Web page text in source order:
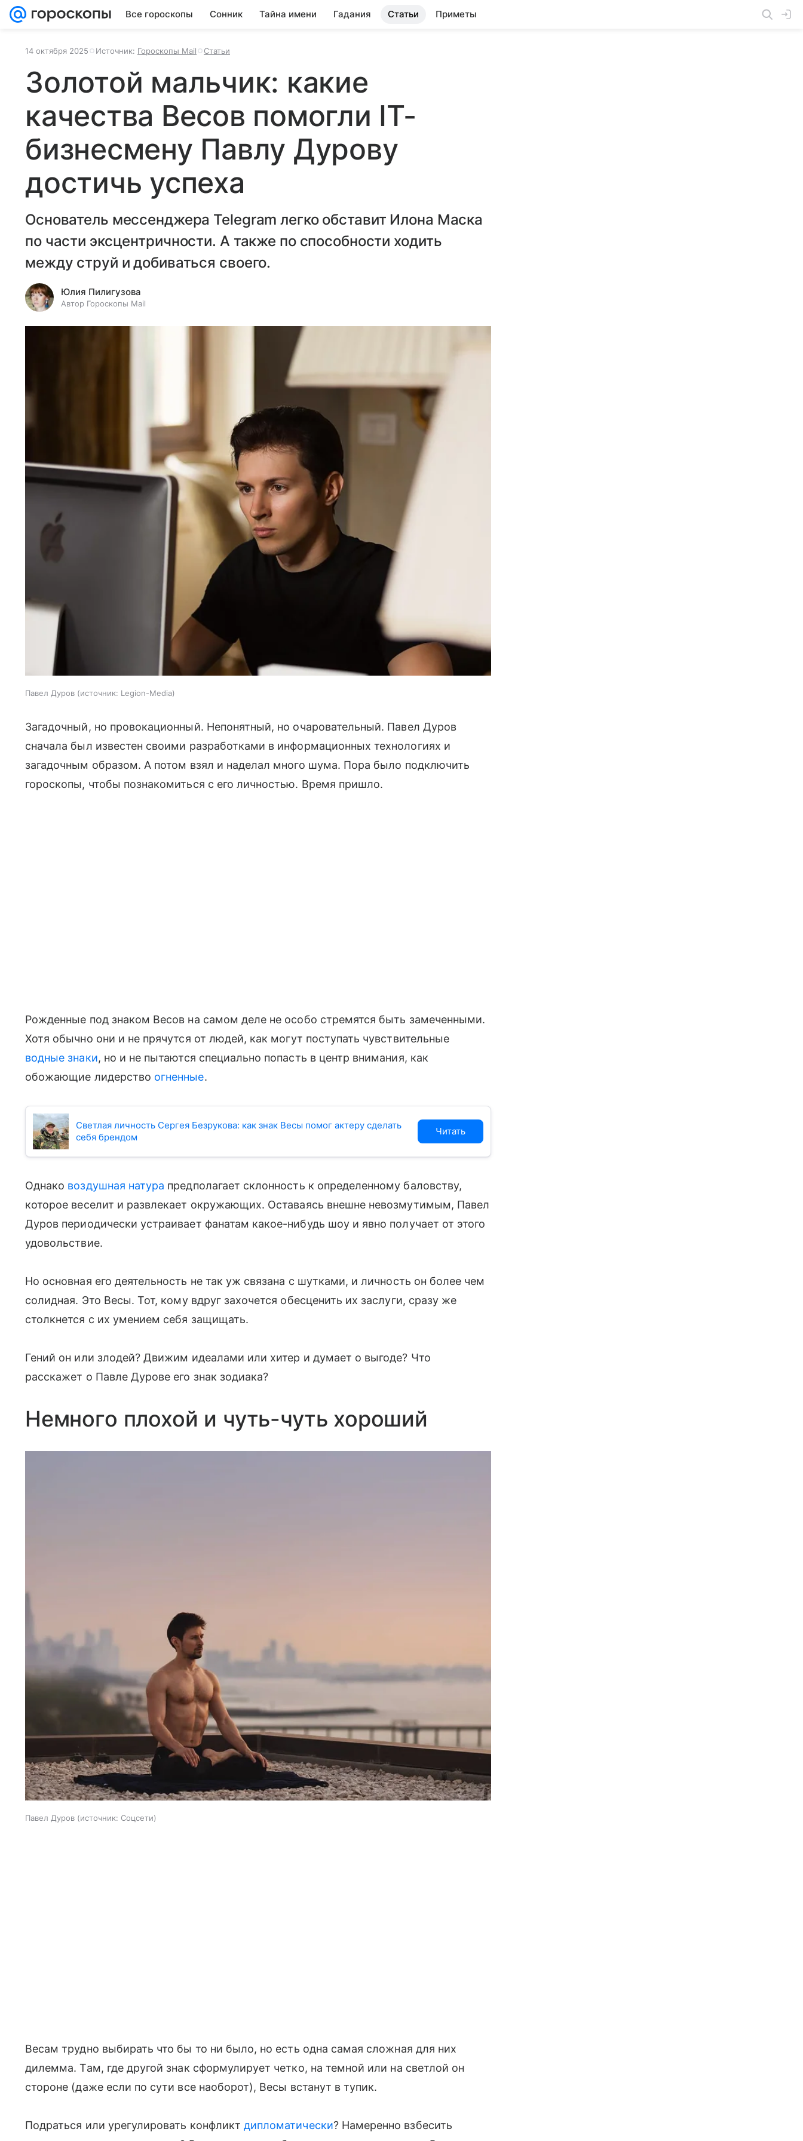
Все гороскопы Сонник Тайна имени Гадания Статьи Приметы
14 октября 2025 Источник: Гороскопы Mail Статьи
Золотой мальчик: какие
качества Весов помогли IT-
бизнесмену Павлу Дурову
достичь успеха
Основатель мессенджера Telegram легко обставит Илона Маска
по части эксцентричности. А также по способности ходить
между струй и добиваться своего.
Юлия Пилигузова
Автор Гороскопы Mail
Павел Дуров источник: Legion-Media
Загадочный, но провокационный. Непонятный, но очаровательный. Павел Дуров
сначала был известен своими разработками в информационных технологиях и
загадочным образом. А потом взял и наделал много шума. Пора было подключить
гороскопы, чтобы познакомиться с его личностью. Время пришло.
Рожденные под знаком Весов на самом деле не особо стремятся быть замеченными.
Хотя обычно они и не прячутся от людей, как могут поступать чувствительные
водные знаки, но и не пытаются специально попасть в центр внимания, как
обожающие лидерство огненные.
Светлая личность Сергея Безрукова: как знак Весы помог актеру сделать
себя брендом
Читать
Однако воздушная натура предполагает склонность к определенному баловству,
которое веселит и развлекает окружающих. Оставаясь внешне невозмутимым, Павел
Дуров периодически устраивает фанатам какое-нибудь шоу и явно получает от этого
удовольствие.
Но основная его деятельность не так уж связана с шутками, и личность он более чем
солидная. Это Весы. Тот, кому вдруг захочется обесценить их заслуги, сразу же
столкнется с их умением себя защищать.
Гений он или злодей? Движим идеалами или хитер и думает о выгоде? Что
расскажет о Павле Дурове его знак зодиака?
Немного плохой и чуть-чуть хороший
Павел Дуров источник: Соцсети
Весам трудно выбирать что бы то ни было, но есть одна самая сложная для них
дилемма. Там, где другой знак сформулирует четко, на темной или на светлой он
стороне (даже если по сути все наоборот), Весы встанут в тупик.
Подраться или урегулировать конфликт дипломатически? Намеренно взбесить